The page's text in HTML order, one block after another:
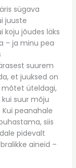
sügava
juuste
koju jõudes läks
– ja minu pea
suurem
et juuksed on
mõtet üteldagi,
suur mõju
peanahale
siis
pidevalt
aineid –